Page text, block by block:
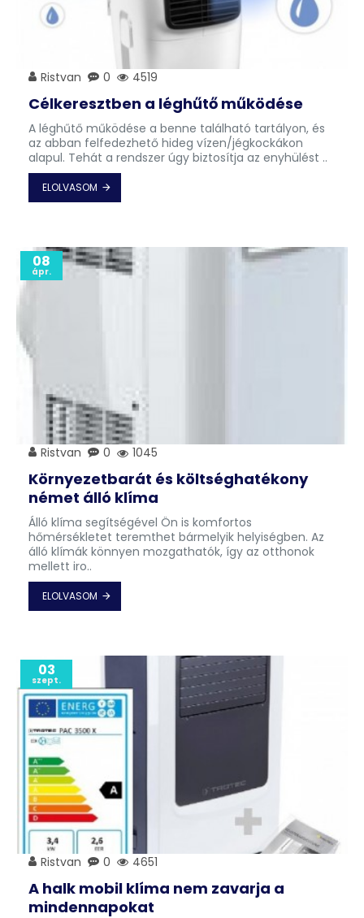
Ristvan 0 4519
Célkeresztben a léghűtő működése
A léghűtő működése a benne található tartályon, és
az abban felfedezhető hideg vízen/jégkockákon
alapul. Tehát a rendszer úgy biztosítja az enyhülést ..
ELOLVASOM
08
ápr.
Ristvan 0 1045
Környezetbarát és költséghatékony
német álló klíma
Álló klíma segítségével Ön is komfortos
hőmérsékletet teremthet bármelyik helyiségben. Az
álló klímák könnyen mozgathatók, így az otthonok
mellett iro..
ELOLVASOM
03
szept.
Ristvan 0 4651
A halk mobil klíma nem zavarja a
mindennapokat